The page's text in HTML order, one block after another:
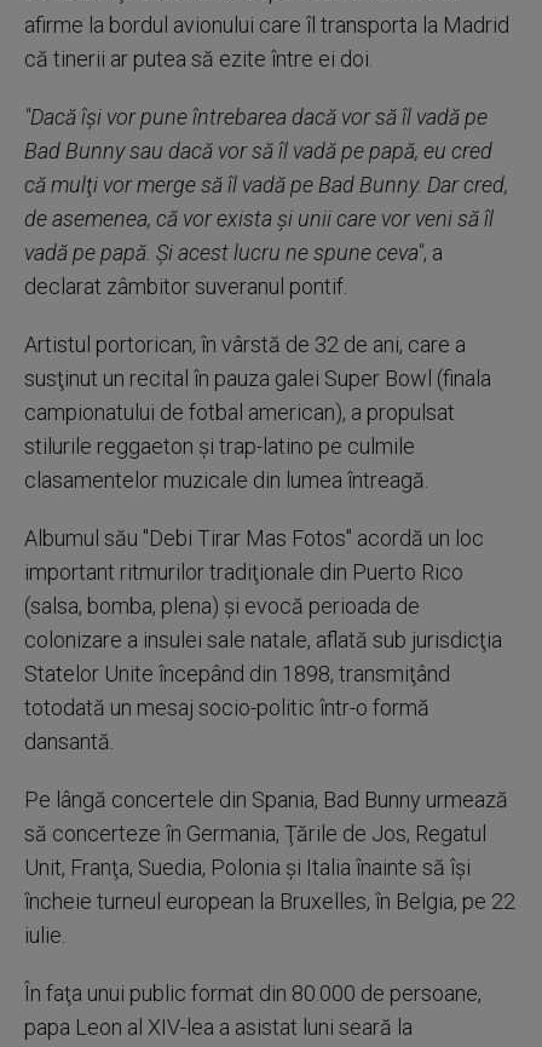
afirme la bordul avionului care îl transporta la Madrid
că tinerii ar putea să ezite între ei doi.
"Dacă îşi vor pune întrebarea dacă vor să îl vadă pe
Bad Bunny sau dacă vor să îl vadă pe papă, eu cred
că mulţi vor merge să îl vadă pe Bad Bunny. Dar cred,
de asemenea, că vor exista şi unii care vor veni să îl
vadă pe papă. Şi acest lucru ne spune ceva", a
declarat zâmbitor suveranul pontif.
Artistul portorican, în vârstă de 32 de ani, care a
susţinut un recital în pauza galei Super Bowl (finala
campionatului de fotbal american), a propulsat
stilurile reggaeton şi trap-latino pe culmile
clasamentelor muzicale din lumea întreagă.
Albumul său "Debi Tirar Mas Fotos" acordă un loc
important ritmurilor tradiţionale din Puerto Rico
(salsa, bomba, plena) şi evocă perioada de
colonizare a insulei sale natale, aflată sub jurisdicţia
Statelor Unite începând din 1898, transmiţând
totodată un mesaj socio-politic într-o formă
dansantă.
Pe lângă concertele din Spania, Bad Bunny urmează
să concerteze în Germania, Ţările de Jos, Regatul
Unit, Franţa, Suedia, Polonia şi Italia înainte să îşi
încheie turneul european la Bruxelles, în Belgia, pe 22
iulie.
În faţa unui public format din 80.000 de persoane,
papa Leon al XIV-lea a asistat luni seară la